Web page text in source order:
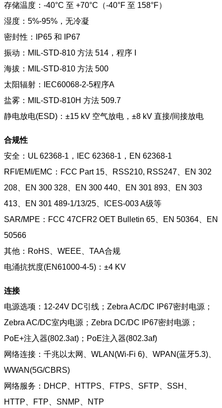
存储温度：-40°C 至 +70°C（-40°F 至 158°F）
湿度：5%-95%，无冷凝
密封性：IP65 和 IP67
振动：MIL-STD-810 方法 514，程序 I
海拔：MIL-STD-810 方法 500
太阳辐射：IEC60068-2-5程序A
盐雾：MIL-STD-810H 方法 509.7
静电放电(ESD)：±15 kV 空气放电，±8 kV 直接/间接放电
合规性
安全：UL 62368-1，IEC 62368-1，EN 62368-1
RFI/EMI/EMC：FCC Part 15、RSS210, RSS247、EN 302
208、EN 300 328、EN 300 440、EN 301 893、EN 303
413、EN 301 489-1/13/25、ICES-003 A级等
SAR/MPE：FCC 47CFR2 OET Bulletin 65、EN 50364、EN
50566
其他：RoHS、WEEE、TAA合规
电涌抗扰度(EN61000-4-5)：±4 KV
连接
电源选项：12-24V DC引线；Zebra AC/DC IP67密封电源；
Zebra AC/DC室内电源；Zebra DC/DC IP67密封电源；
PoE+注入器(802.3at)；PoE注入器(802.3af)
网络连接：千兆以太网、WLAN(Wi-Fi 6)、WPAN(蓝牙5.3)、
WWAN(5G/CBRS)
网络服务：DHCP、HTTPS、FTPS、SFTP、SSH、
HTTP、FTP、SNMP、NTP